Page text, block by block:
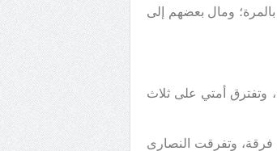
ومال بعضهم إلى
وتفترق أمتي على ثلاث
وسبعين فرقة، وتفرقت النصارى